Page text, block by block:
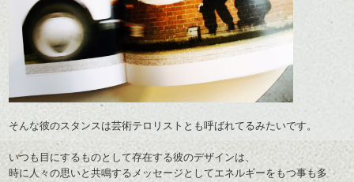
そんな彼のスタンスは芸術テロリストとも呼ばれてるみたいです。
いつも目にするものとして存在する彼のデザインは、
時に人々の思いと共鳴するメッセージとしてエネルギーをもつ事も多